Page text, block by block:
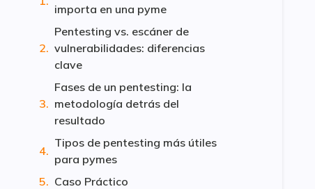
importa en una pyme
Pentesting vs. escáner de
vulnerabilidades: diferencias
clave
Fases de un pentesting: la
metodología detrás del
resultado
Tipos de pentesting más útiles
para pymes
Caso Práctico